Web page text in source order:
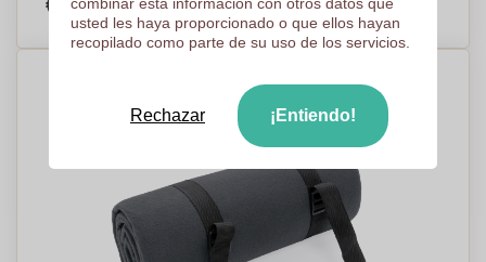
Por pieza, base en 50 piezas
usted les haya proporcionado o que ellos hayan
recopilado como parte de su uso de los servicios.
Rechazar ¡Entiendo!